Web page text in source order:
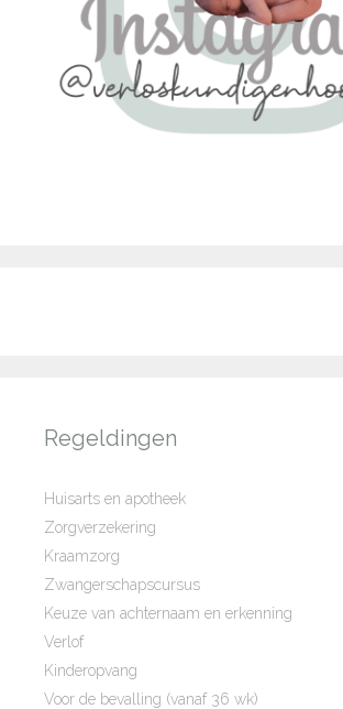
Regeldingen
Huisarts en apotheek
Zorgverzekering
Kraamzorg
Zwangerschapscursus
Keuze van achternaam en erkenning
Verlof
Kinderopvang
Voor de bevalling (vanaf 36 wk)